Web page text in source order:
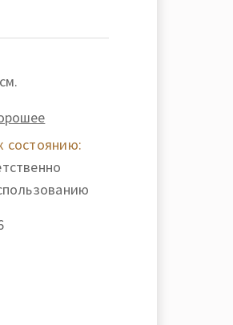
состоянию: